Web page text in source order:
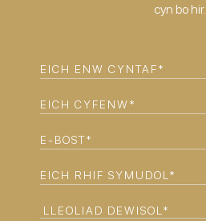
cyn bo hir.
EICH
CYNTAF(REQUIRED)
EICH
E-
EICH
SYMUDOL(REQUIRED)
LLEOLIAD